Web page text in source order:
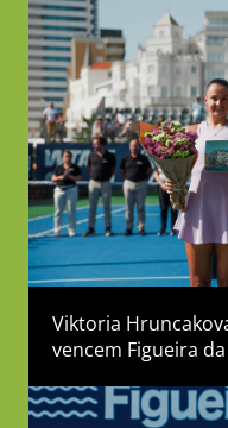
Viktoria
vencem Figueira